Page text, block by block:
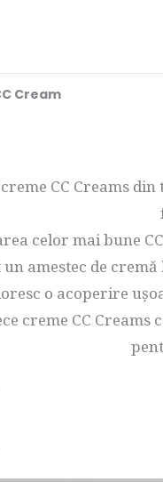
Cream
CC Creams
celor mai bune
un amestec de
o acoperire
creme CC